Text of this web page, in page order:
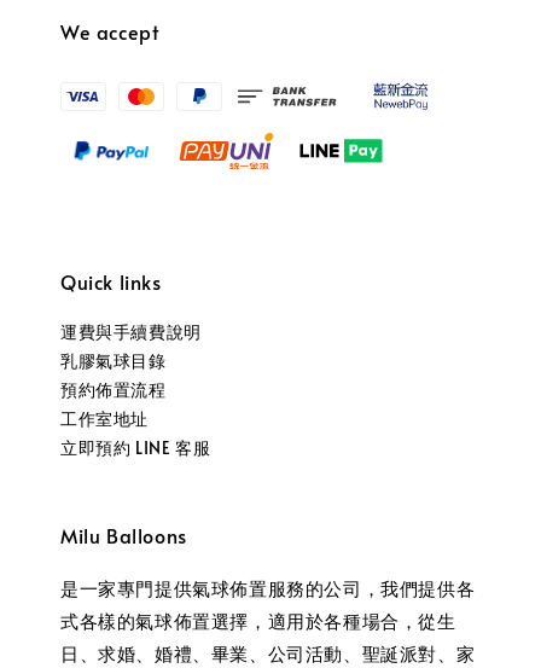
We accept
Quick links
運費與手續費說明
乳膠氣球目錄
預約佈置流程
工作室地址
立即預約 LINE 客服
Milu Balloons
是一家專門提供氣球佈置服務的公司，我們提供各
式各樣的氣球佈置選擇，適用於各種場合，從生
日、求婚、婚禮、畢業、公司活動、聖誕派對、家